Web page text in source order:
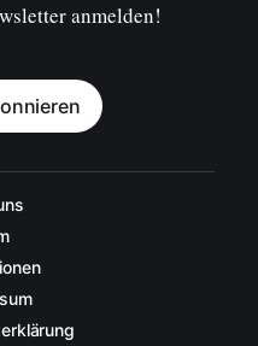
anmelden!